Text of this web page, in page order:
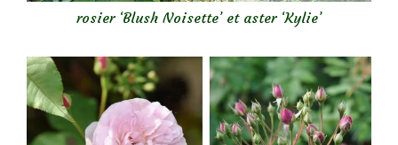
rosier ‘Blush Noisette’ et aster ‘Kylie’